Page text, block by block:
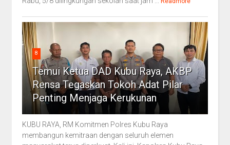
8
Temui Ketua DAD Kubu Raya, AKBP
Rensa Tegaskan Tokoh Adat Pilar
Penting Menjaga Kerukunan
KUBU RAYA, RM Komitmen Polres Kubu Raya
membangun kemitraan dengan seluruh elemen